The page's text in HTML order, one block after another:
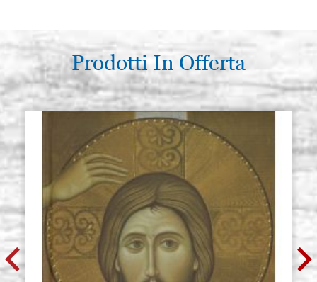
Prodotti In Offerta